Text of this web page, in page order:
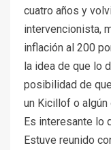
cuatro años y
intervencionista,
inflación al 200
la idea de que lo
posibilidad de
un Kicillof o
Es interesante lo
Estuve reunido